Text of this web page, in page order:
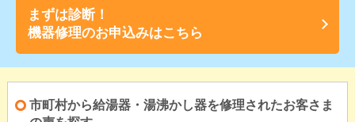
まずは診断！
機器修理のお申込みはこちら
市町村から給湯器・湯沸かし器を修理されたお客さま